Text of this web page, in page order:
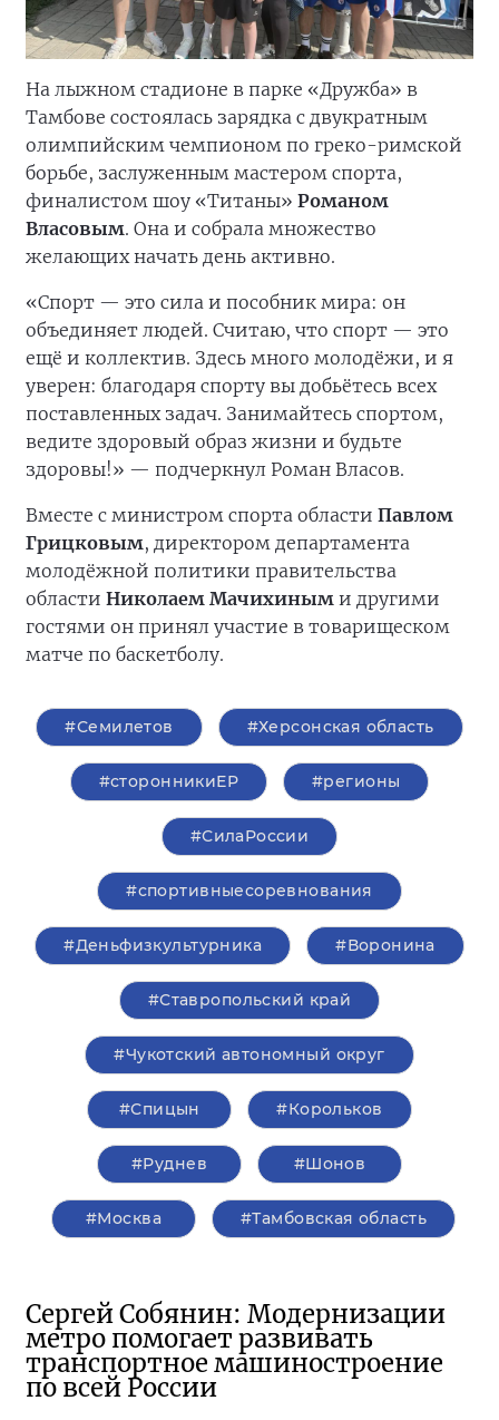
На лыжном стадионе в парке «Дружба» в
Тамбове состоялась зарядка с двукратным
олимпийским чемпионом по греко-римской
борьбе, заслуженным мастером спорта,
финалистом шоу «Титаны» Романом
Власовым. Она и собрала множество
желающих начать день активно.
«Спорт — это сила и пособник мира: он
объединяет людей. Считаю, что спорт — это
ещё и коллектив. Здесь много молодёжи, и я
уверен: благодаря спорту вы добьётесь всех
поставленных задач. Занимайтесь спортом,
ведите здоровый образ жизни и будьте
здоровы!» — подчеркнул Роман Власов.
Вместе с министром спорта области Павлом
Грицковым, директором департамента
молодёжной политики правительства
области Николаем Мачихиным и другими
гостями он принял участие в товарищеском
матче по баскетболу.
#Семилетов #Херсонская область
#сторонникиЕР #регионы
#СилаРоссии
#спортивныесоревнования
#Деньфизкультурника #Воронина
#Ставропольский край
#Чукотский автономный округ
#Спицын #Корольков
#Руднев #Шонов
#Москва #Тамбовская область
Сергей Собянин: Модернизации
метро помогает развивать
транспортное машиностроение
по всей России